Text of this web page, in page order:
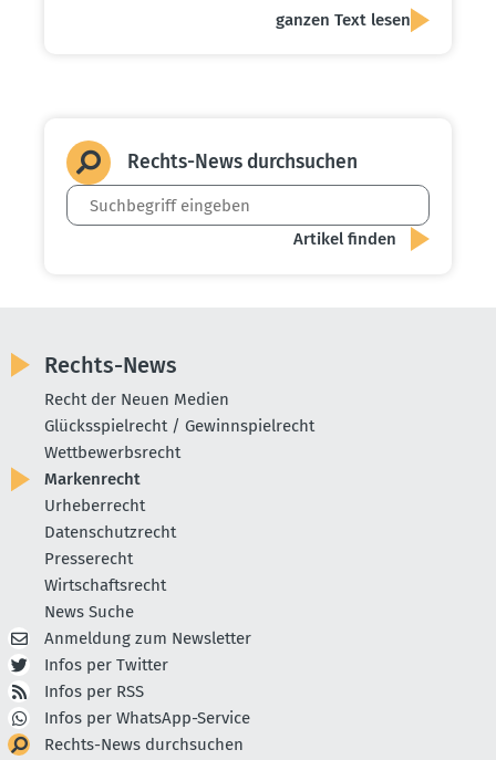
ganzen Text lesen
Rechts-News durch­suchen
Rechts-News
Recht der Neuen Medien
Glücksspielrecht / Gewinnspielrecht
Wettbewerbsrecht
Markenrecht
Urheberrecht
Datenschutzrecht
Presserecht
Wirtschaftsrecht
News Suche
Anmeldung zum Newsletter
Infos per Twitter
Infos per RSS
Infos per WhatsApp-Service
Rechts-News durchsuchen